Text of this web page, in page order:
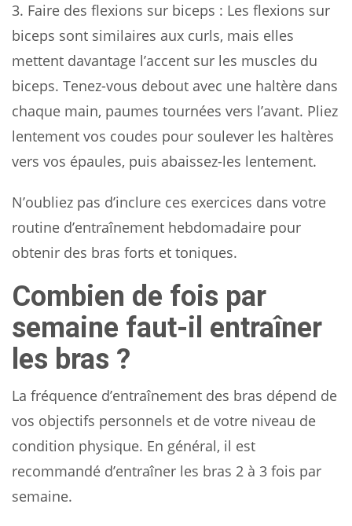
3. Faire des flexions sur biceps : Les flexions sur
biceps sont similaires aux curls, mais elles
mettent davantage l’accent sur les muscles du
biceps. Tenez-vous debout avec une haltère dans
chaque main, paumes tournées vers l’avant. Pliez
lentement vos coudes pour soulever les haltères
vers vos épaules, puis abaissez-les lentement.
N’oubliez pas d’inclure ces exercices dans votre
routine d’entraînement hebdomadaire pour
obtenir des bras forts et toniques.
Combien de fois par
semaine faut-il entraîner
les bras ?
La fréquence d’entraînement des bras dépend de
vos objectifs personnels et de votre niveau de
condition physique. En général, il est
recommandé d’entraîner les bras 2 à 3 fois par
semaine.